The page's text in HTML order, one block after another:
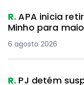
R.APA inicia
Minho para
6 agosto 2026
R. PJ detém